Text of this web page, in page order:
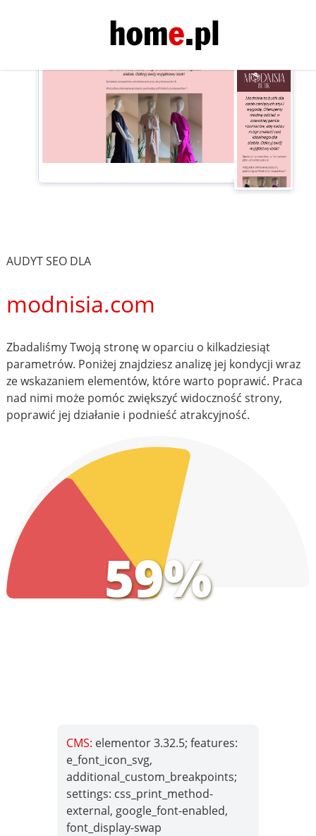
AUDYT SEO DLA
modnisia.com
Zbadaliśmy Twoją stronę w oparciu o kilkadziesiąt
parametrów. Poniżej znajdziesz analizę jej kondycji wraz
ze wskazaniem elementów, które warto poprawić. Praca
nad nimi może pomóc zwiększyć widoczność strony,
poprawić jej działanie i podnieść atrakcyjność.
59%
CMS: elementor 3.32.5; features:
e_font_icon_svg,
additional_custom_breakpoints;
settings: css_print_method-
external, google_font-enabled,
font_display-swap